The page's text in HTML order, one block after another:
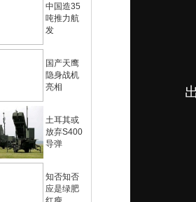
中国造35
吨推力航
发
国产天鹰
隐身战机
亮相
土耳其或
放弃S400
导弹
知否知否
应是绿肥